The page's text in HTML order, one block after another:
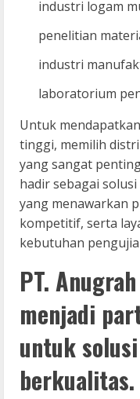
industri logam
penelitian
industri
laboratorium
Untuk
tinggi, memilih
yang sangat
hadir sebagai
yang menawarkan
kompetitif, serta
kebutuhan
PT.
menjadi
untuk
berkualitas.